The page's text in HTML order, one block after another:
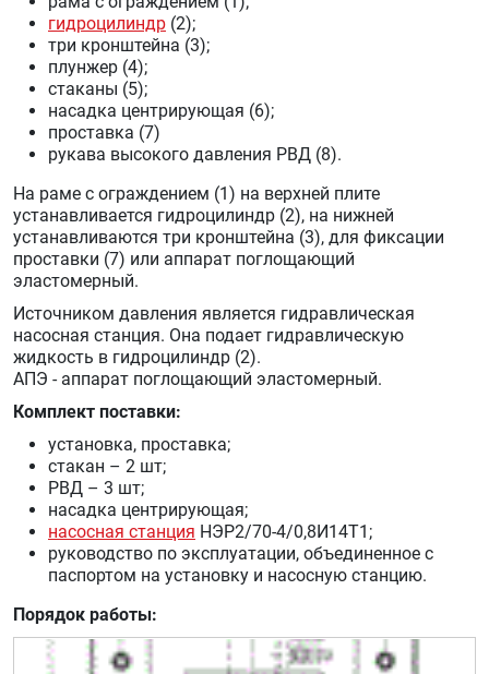
гидроцилиндр (2);
три кронштейна (3);
плунжер (4);
стаканы (5);
насадка центрирующая (6);
проставка (7)
рукава высокого давления РВД (8).
На раме с ограждением (1) на верхней плите
устанавливается гидроцилиндр (2), на нижней
устанавливаются три кронштейна (3), для фиксации
проставки (7) или аппарат поглощающий
эластомерный.
Источником давления является гидравлическая
насосная станция. Она подает гидравлическую
жидкость в гидроцилиндр (2).
АПЭ - аппарат поглощающий эластомерный.
Комплект поставки:
установка, проставка;
стакан – 2 шт;
РВД – 3 шт;
насадка центрирующая;
насосная станция НЭР2/70-4/0,8И14Т1;
руководство по эксплуатации, объединенное с
паспортом на установку и насосную станцию.
Порядок работы: